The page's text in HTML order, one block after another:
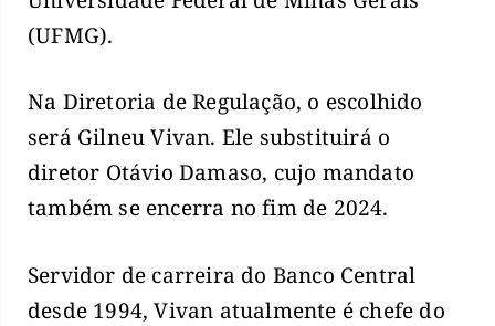
(UFMG).
Na Diretoria de Regulação, o escolhido
será Gilneu Vivan. Ele substituirá o
diretor Otávio Damaso, cujo mandato
também se encerra no fim de 2024.
Servidor de carreira do Banco Central
desde 1994, Vivan atualmente é chefe do